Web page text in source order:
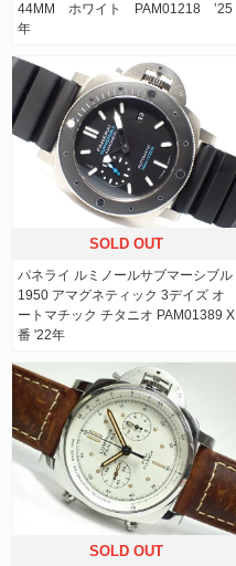
44MM ホワイト PAM01218 ’25
年
SOLD OUT
パネライ ルミノールサブマーシブル
1950 アマグネティック 3デイズ オ
ートマチック チタニオ PAM01389 X
番 '22年
SOLD OUT